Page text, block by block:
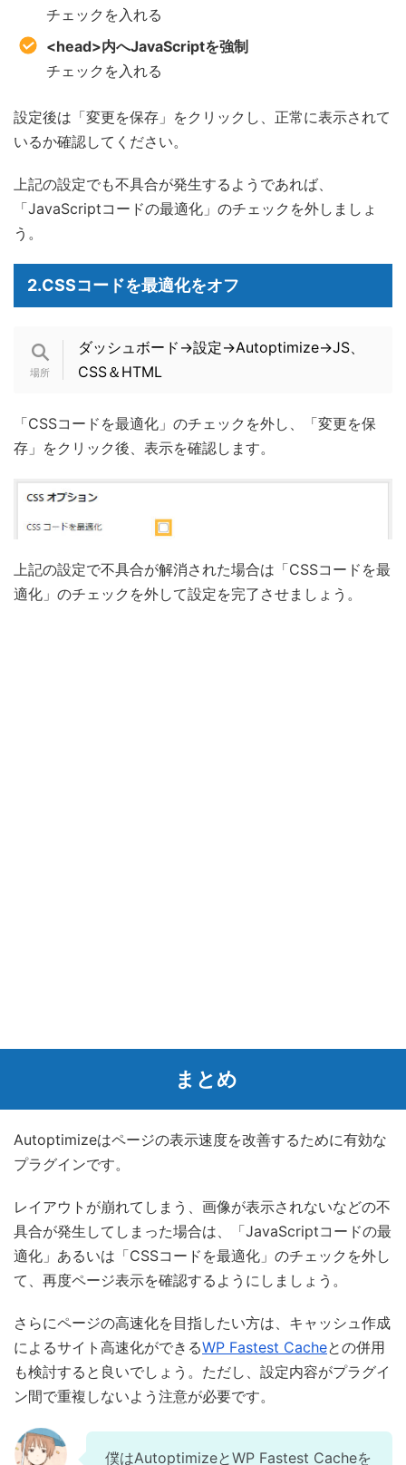
チェックを入れる
<head>内へJavaScriptを強制
チェックを入れる
設定後は「変更を保存」をクリックし、正常に表示されて
いるか確認してください。
上記の設定でも不具合が発生するようであれば、
「JavaScriptコードの最適化」のチェックを外しましょ
う。
2.CSSコードを最適化をオフ
ダッシュボード→設定→Autoptimize→JS、
CSS＆HTML
「CSSコードを最適化」のチェックを外し、「変更を保
存」をクリック後、表示を確認します。
上記の設定で不具合が解消された場合は「CSSコードを最
適化」のチェックを外して設定を完了させましょう。
まとめ
Autoptimizeはページの表示速度を改善するために有効な
プラグインです。
レイアウトが崩れてしまう、画像が表示されないなどの不
具合が発生してしまった場合は、「JavaScriptコードの最
適化」あるいは「CSSコードを最適化」のチェックを外し
て、再度ページ表示を確認するようにしましょう。
さらにページの高速化を目指したい方は、キャッシュ作成
によるサイト高速化ができるWP Fastest Cacheとの併用
も検討すると良いでしょう。ただし、設定内容がプラグイ
ン間で重複しないよう注意が必要です。
僕はAutoptimizeとWP Fastest Cacheを